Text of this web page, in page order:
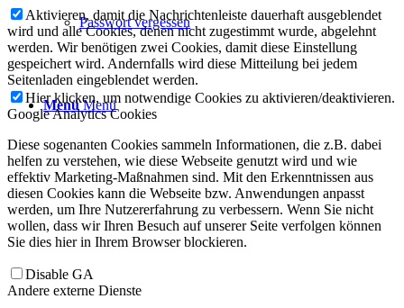
Passwort vergessen
Menü Menü
Aktivieren, damit die Nachrichtenleiste dauerhaft ausgeblendet
wird und alle Cookies, denen nicht zugestimmt wurde, abgelehnt
werden. Wir benötigen zwei Cookies, damit diese Einstellung
gespeichert wird. Andernfalls wird diese Mitteilung bei jedem
Seitenladen eingeblendet werden.
Hier klicken, um notwendige Cookies zu aktivieren/deaktivieren.
Google Analytics Cookies
Diese sogenanten Cookies sammeln Informationen, die z.B. dabei
helfen zu verstehen, wie diese Webseite genutzt wird und wie
effektiv Marketing-Maßnahmen sind. Mit den Erkenntnissen aus
diesen Cookies kann die Webseite bzw. Anwendungen anpasst
werden, um Ihre Nutzererfahrung zu verbessern. Wenn Sie nicht
wollen, dass wir Ihren Besuch auf unserer Seite verfolgen können
Sie dies hier in Ihrem Browser blockieren.
Disable GA
Andere externe Dienste